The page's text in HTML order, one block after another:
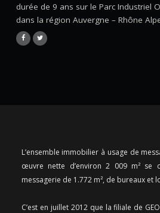
durée de 9 ans sur le Parc Industriel
dans la région Auvergne – Rhône
L’ensemble immobilier à usage de
œuvre nette d’environ 2 009 m² se
messagerie de 1.772 m², de bureaux et
C’est en juillet 2012 que la filiale de